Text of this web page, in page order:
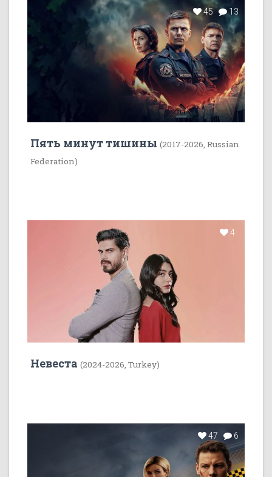
45 13
Пять минут тишины (2017-2026, Russian
Federation)
4
Невеста (2024-2026, Turkey)
47 6